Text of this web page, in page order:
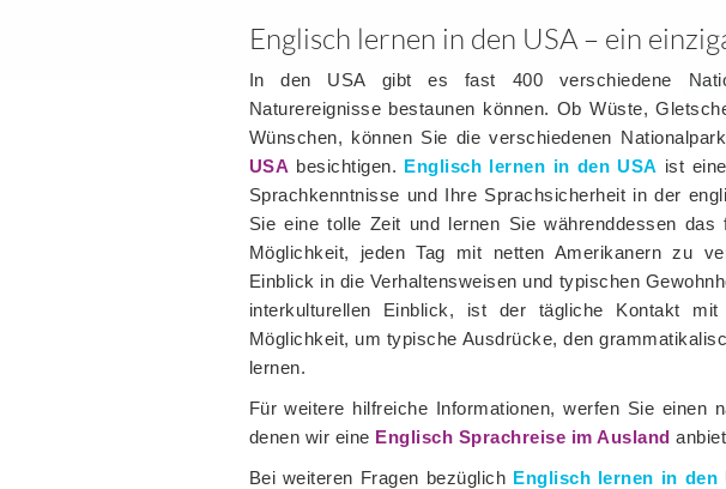
Englisch lernen in den USA – ein
In den USA gibt es fast 400 verschiedene
Naturereignisse bestaunen können. Ob Wüste,
Wünschen, können Sie die verschiedenen
USA besichtigen. Englisch lernen in den USA ist
Sprachkenntnisse und Ihre Sprachsicherheit in der
Sie eine tolle Zeit und lernen Sie währenddessen das
Möglichkeit, jeden Tag mit netten Amerikanern zu
Einblick in die Verhaltensweisen und typischen
interkulturellen Einblick, ist der tägliche Kontakt
Möglichkeit, um typische Ausdrücke, den
lernen.
Für weitere hilfreiche Informationen, werfen Sie einen
denen wir eine Englisch Sprachreise im Ausland
Bei weiteren Fragen bezüglich Englisch lernen in den